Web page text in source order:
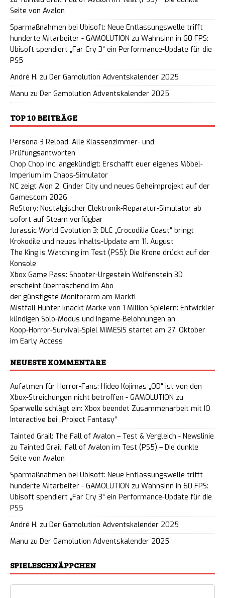
Seite von Avalon
Sparmaßnahmen bei Ubisoft: Neue Entlassungswelle trifft
hunderte Mitarbeiter - GAMOLUTION zu Wahnsinn in 60 FPS:
Ubisoft spendiert „Far Cry 3“ ein Performance-Update für die
PS5
André H. zu Der Gamolution Adventskalender 2025
Manu zu Der Gamolution Adventskalender 2025
TOP 10 BEITRÄGE
Persona 3 Reload: Alle Klassenzimmer- und
Prüfungsantworten
Chop Chop Inc. angekündigt: Erschafft euer eigenes Möbel-
Imperium im Chaos-Simulator
NC zeigt Aion 2, Cinder City und neues Geheimprojekt auf der
Gamescom 2026
ReStory: Nostalgischer Elektronik-Reparatur-Simulator ab
sofort auf Steam verfügbar
Jurassic World Evolution 3: DLC „Crocodilia Coast“ bringt
Krokodile und neues Inhalts-Update am 11. August
The King is Watching im Test (PS5): Die Krone drückt auf der
Konsole
Xbox Game Pass: Shooter-Urgestein Wolfenstein 3D
erscheint überraschend im Abo
der günstigste Monitorarm am Markt!
Mistfall Hunter knackt Marke von 1 Million Spielern: Entwickler
kündigen Solo-Modus und Ingame-Belohnungen an
Koop-Horror-Survival-Spiel MIMESIS startet am 27. Oktober
im Early Access
NEUESTE KOMMENTARE
Aufatmen für Horror-Fans: Hideo Kojimas „OD“ ist von den
Xbox-Streichungen nicht betroffen - GAMOLUTION zu
Sparwelle schlägt ein: Xbox beendet Zusammenarbeit mit IO
Interactive bei „Project Fantasy“
Tainted Grail: The Fall of Avalon – Test & Vergleich - Newslinie
zu Tainted Grail: Fall of Avalon im Test (PS5) – Die dunkle
Seite von Avalon
Sparmaßnahmen bei Ubisoft: Neue Entlassungswelle trifft
hunderte Mitarbeiter - GAMOLUTION zu Wahnsinn in 60 FPS:
Ubisoft spendiert „Far Cry 3“ ein Performance-Update für die
PS5
André H. zu Der Gamolution Adventskalender 2025
Manu zu Der Gamolution Adventskalender 2025
SPIELESCHNÄPPCHEN